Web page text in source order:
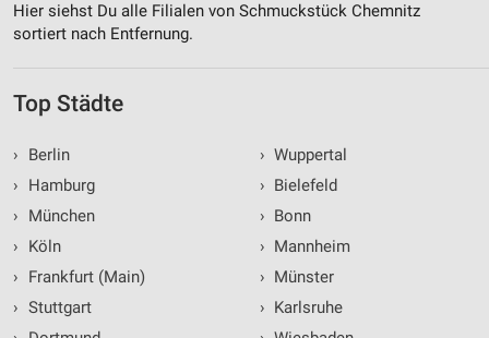
Hier siehst Du alle Filialen von Schmuckstück Chemnitz
sortiert nach Entfernung.
Top Städte
›
Berlin
›
Hamburg
›
München
›
Köln
›
Frankfurt (Main)
› Stuttgart
› Wuppertal
› Bielefeld
› Bonn
› Mannheim
› Münster
› Karlsruhe